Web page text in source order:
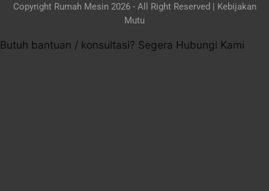
Copyright Rumah Mesin 2026 - All Right Reserved | Kebijakan
Mutu
Butuh bantuan / konsultasi? Segera Hubungi Kami